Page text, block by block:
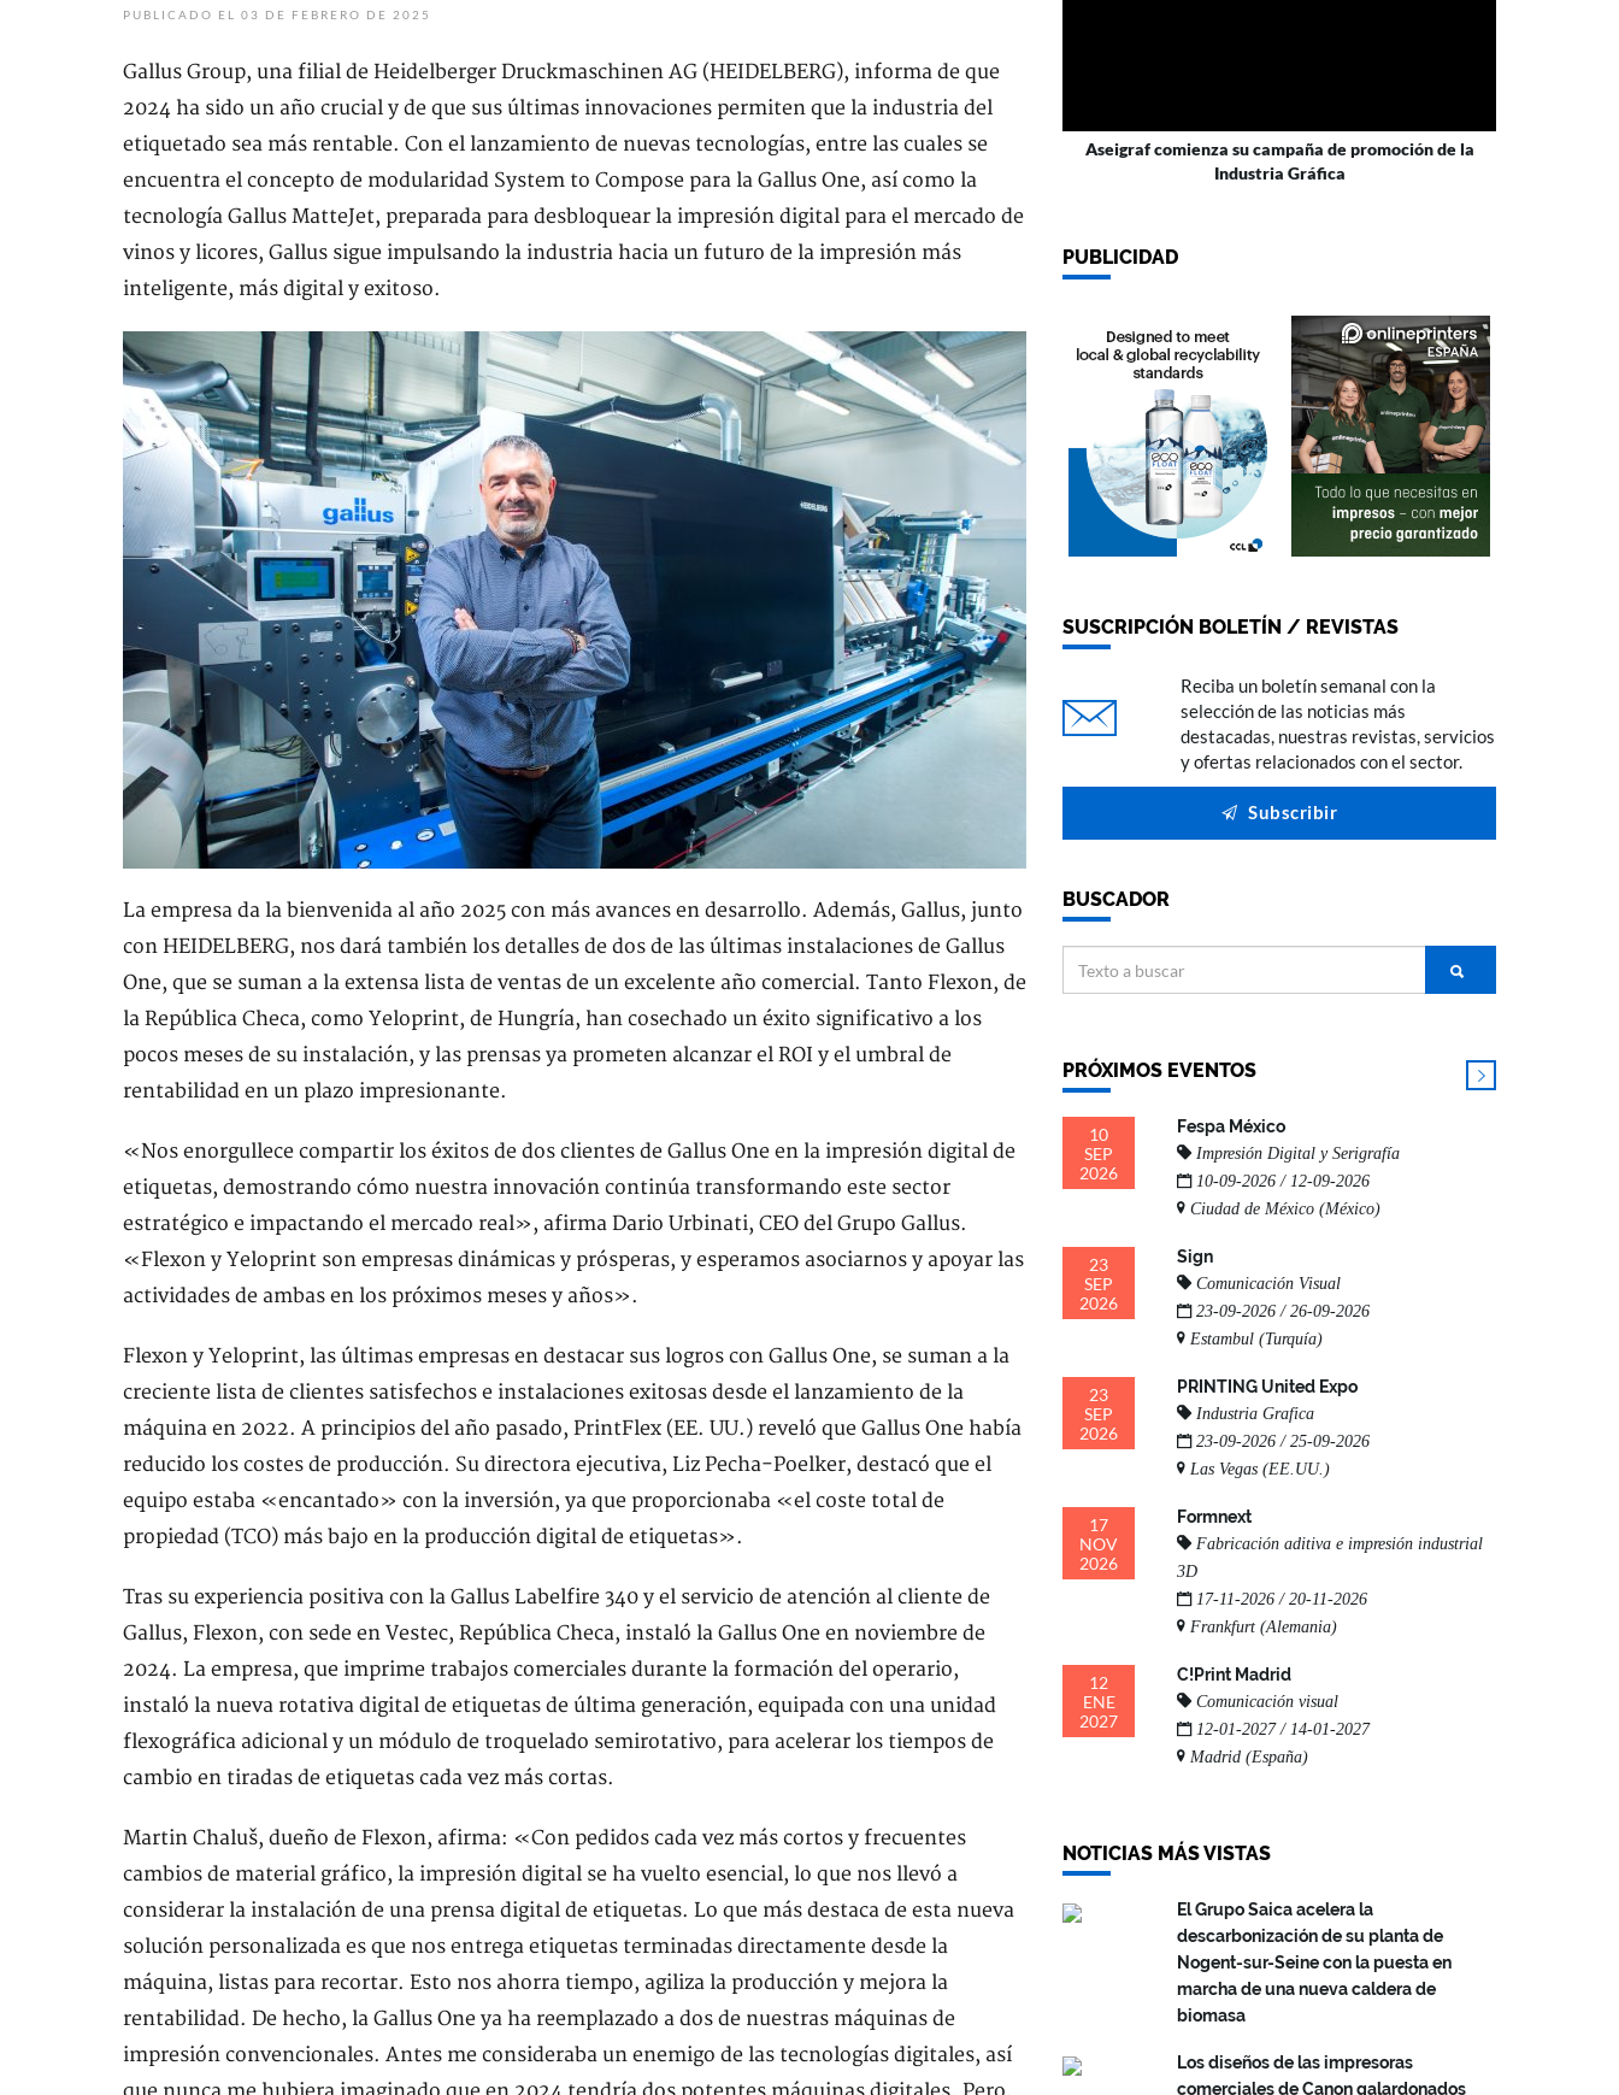
PUBLICADO EL 03 DE FEBRERO DE 2025
Gallus Group, una filial de Heidelberger Druckmaschinen AG (HEIDELBERG), informa de que
2024 ha sido un año crucial y de que sus últimas innovaciones permiten que la industria del
etiquetado sea más rentable. Con el lanzamiento de nuevas tecnologías, entre las cuales se
encuentra el concepto de modularidad System to Compose para la Gallus One, así como la
tecnología Gallus MatteJet, preparada para desbloquear la impresión digital para el mercado de
vinos y licores, Gallus sigue impulsando la industria hacia un futuro de la impresión más
inteligente, más digital y exitoso.
La empresa da la bienvenida al año 2025 con más avances en desarrollo. Además, Gallus, junto
con HEIDELBERG, nos dará también los detalles de dos de las últimas instalaciones de Gallus
One, que se suman a la extensa lista de ventas de un excelente año comercial. Tanto Flexon, de
la República Checa, como Yeloprint, de Hungría, han cosechado un éxito significativo a los
pocos meses de su instalación, y las prensas ya prometen alcanzar el ROI y el umbral de
rentabilidad en un plazo impresionante.
«Nos enorgullece compartir los éxitos de dos clientes de Gallus One en la impresión digital de
etiquetas, demostrando cómo nuestra innovación continúa transformando este sector
estratégico e impactando el mercado real», afirma Dario Urbinati, CEO del Grupo Gallus.
«Flexon y Yeloprint son empresas dinámicas y prósperas, y esperamos asociarnos y apoyar las
actividades de ambas en los próximos meses y años».
Flexon y Yeloprint, las últimas empresas en destacar sus logros con Gallus One, se suman a la
creciente lista de clientes satisfechos e instalaciones exitosas desde el lanzamiento de la
máquina en 2022. A principios del año pasado, PrintFlex (EE. UU.) reveló que Gallus One había
reducido los costes de producción. Su directora ejecutiva, Liz Pecha-Poelker, destacó que el
equipo estaba «encantado» con la inversión, ya que proporcionaba «el coste total de
propiedad (TCO) más bajo en la producción digital de etiquetas».
Tras su experiencia positiva con la Gallus Labelfire 340 y el servicio de atención al cliente de
Gallus, Flexon, con sede en Vestec, República Checa, instaló la Gallus One en noviembre de
2024. La empresa, que imprime trabajos comerciales durante la formación del operario,
instaló la nueva rotativa digital de etiquetas de última generación, equipada con una unidad
flexográfica adicional y un módulo de troquelado semirotativo, para acelerar los tiempos de
cambio en tiradas de etiquetas cada vez más cortas.
Martin Chaluš, dueño de Flexon, afirma: «Con pedidos cada vez más cortos y frecuentes
cambios de material gráfico, la impresión digital se ha vuelto esencial, lo que nos llevó a
considerar la instalación de una prensa digital de etiquetas. Lo que más destaca de esta nueva
solución personalizada es que nos entrega etiquetas terminadas directamente desde la
máquina, listas para recortar. Esto nos ahorra tiempo, agiliza la producción y mejora la
rentabilidad. De hecho, la Gallus One ya ha reemplazado a dos de nuestras máquinas de
impresión convencionales. Antes me consideraba un enemigo de las tecnologías digitales, así
Aseigraf comienza su campaña de promoción de la
Industria Gráfica
PUBLICIDAD
SUSCRIPCIÓN BOLETÍN / REVISTAS
Reciba un boletín semanal con la
selección de las noticias más
destacadas, nuestras revistas, servicios
y ofertas relacionados con el sector.
Subscribir
BUSCADOR
PRÓXIMOS EVENTOS
10
SEP
2026
Fespa México
Impresión Digital y Serigrafía
10-09-2026 / 12-09-2026
Ciudad de México (México)
23
SEP
2026
Sign
Comunicación Visual
23-09-2026 / 26-09-2026
Estambul (Turquía)
23
SEP
2026
PRINTING United Expo
Industria Grafica
23-09-2026 / 25-09-2026
Las Vegas (EE.UU.)
17
NOV
2026
Formnext
Fabricación aditiva e impresión industrial
3D
17-11-2026 / 20-11-2026
Frankfurt (Alemania)
12
ENE
2027
C!Print Madrid
Comunicación visual
12-01-2027 / 14-01-2027
Madrid (España)
NOTICIAS MÁS VISTAS
El Grupo Saica acelera la
descarbonización de su planta de
Nogent-sur-Seine con la puesta en
marcha de una nueva caldera de
biomasa
Los diseños de las impresoras
comerciales de Canon galardonados